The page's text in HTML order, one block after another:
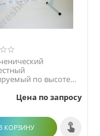
по высоте
МДФ
Цена по запросу
КОРЗИНУ